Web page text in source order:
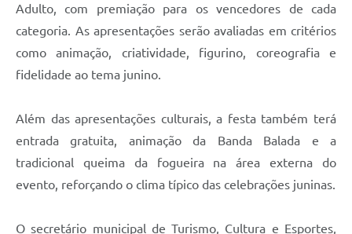
A Prefeitura
Enquete
Agenda
SIC
Turismo
Adulto, com premiação para os vencedores de cada
categoria. As apresentações serão avaliadas em critérios
como animação, criatividade, figurino, coreografia e
fidelidade ao tema junino.
Além das apresentações culturais, a festa também terá
entrada gratuita, animação da Banda Balada e a
tradicional queima da fogueira na área externa do
evento, reforçando o clima típico das celebrações juninas.
O secretário municipal de Turismo, Cultura e Esportes,